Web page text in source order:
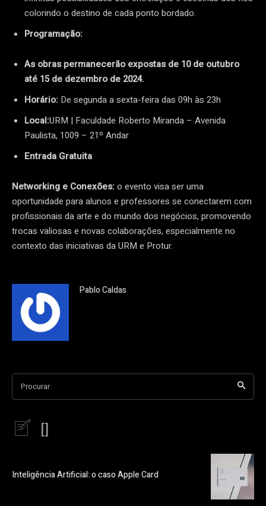
colorindo o destino de cada ponto bordado.
Programação:
As obras permanecerão expostas de 10 de outubro
até 15 de dezembro de 2024.
Horário: De segunda a sexta-feira das 09h às 23h
Local:URM | Faculdade Roberto Miranda – Avenida
Paulista, 1009 – 21º Andar
Entrada Gratuita
Networking e Conexões:o evento visa ser uma
oportunidade para alunos e professores se conectarem com
profissionais da arte e do mundo dos negócios, promovendo
trocas valiosas e novas colaborações, especialmente no
contexto das iniciativas da URM e Protur.
Pablo Caldas
Procurar
[]
Inteligência Artificial: o caso Apple Card